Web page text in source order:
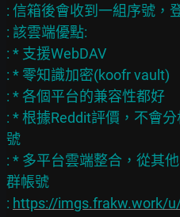
: 信箱後會收到一組序號，
: 該雲端優點:
: * 支援WebDAV
: * 零知識加密(koofr vault)
: * 各個平台的兼容性都好
: * 根據Reddit評價，不會
號
: * 多平台雲端整合，從其
群帳號
: https://imgs.frakw.work/